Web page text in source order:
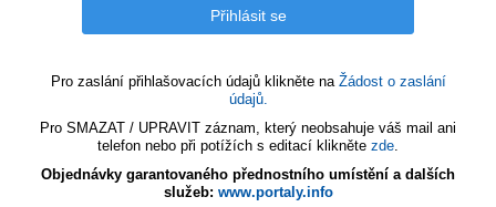
Pro zaslání přihlašovacích údajů klikněte na Žádost o zaslání
údajů.
Pro SMAZAT / UPRAVIT záznam, který neobsahuje váš mail ani
telefon nebo při potížích s editací klikněte zde.
Objednávky garantovaného přednostního umístění a dalších
služeb: www.portaly.info